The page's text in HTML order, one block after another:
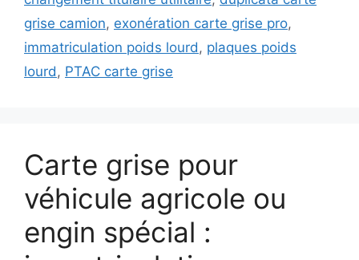
grise camion, exonération carte grise pro,
immatriculation poids lourd, plaques poids
lourd, PTAC carte grise
Carte grise pour
véhicule agricole ou
engin spécial :